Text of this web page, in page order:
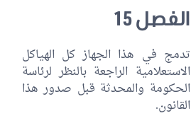
الفصل 15
تدمج في هذا الجهاز كل الهياكل
الاستعلامية الراجعة بالنظر لرئاسة
الحكومة والمحدثة قبل صدور هذا
القانون.